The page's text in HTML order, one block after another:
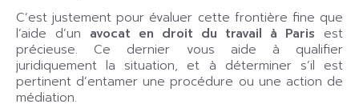
C’est justement pour évaluer cette frontière fine que
l’aide d’un avocat en droit du travail à Paris est
précieuse. Ce dernier vous aide à qualifier
juridiquement la situation, et à déterminer s’il est
pertinent d’entamer une procédure ou une action de
médiation.